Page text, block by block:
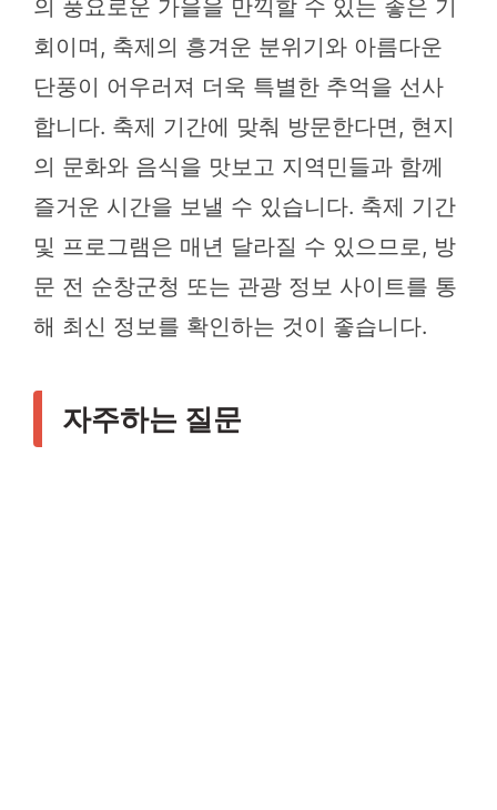
의 풍요로운 가을을 만끽할 수 있는 좋은 기
회이며, 축제의 흥겨운 분위기와 아름다운
단풍이 어우러져 더욱 특별한 추억을 선사
합니다. 축제 기간에 맞춰 방문한다면, 현지
의 문화와 음식을 맛보고 지역민들과 함께
즐거운 시간을 보낼 수 있습니다. 축제 기간
및 프로그램은 매년 달라질 수 있으므로, 방
문 전 순창군청 또는 관광 정보 사이트를 통
해 최신 정보를 확인하는 것이 좋습니다.
자주하는 질문